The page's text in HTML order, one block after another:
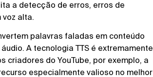
a detecção de erros, erros de
voz alta.
palavras faladas em conteúdo
A tecnologia TTS é extremamente
criadores do YouTube, por exemplo, a
especialmente valioso no melhor